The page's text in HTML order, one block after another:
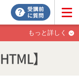
もっと詳しく
】